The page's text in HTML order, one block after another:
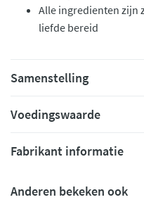
Alle ingredienten zijn
liefde bereid
Samenstelling
Voedingswaarde
Fabrikant informatie
Anderen bekeken ook